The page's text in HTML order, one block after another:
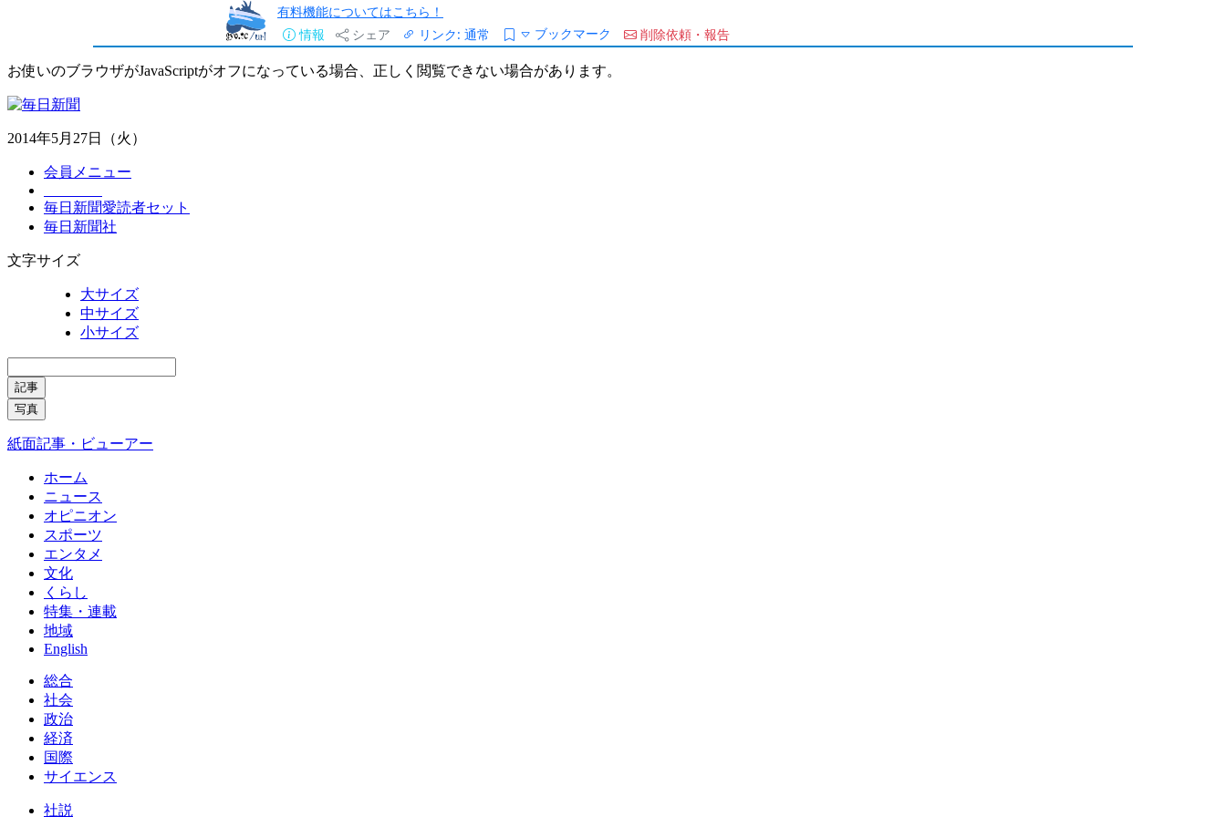
有料機能についてはこちら！
情報
シェア リンク: 通常 ブックマーク 削除依頼・報告